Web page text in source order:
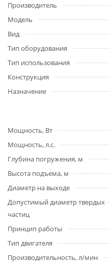
Производитель
Модель
Вид
Тип оборудования
Тип использования
Конструкция
Назначение
Мощность, Вт
Мощность, л.с.
Глубина погружения, м
Высота подъема, м
Диаметр на выходе
Допустимый диаметр твердых
частиц
Принцип работы
Тип двигателя
Производительность, л/мин